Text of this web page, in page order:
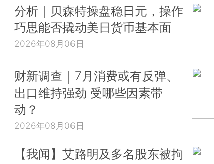
分析｜贝森特操盘稳日元，操作
巧思能否撬动美日货币基本面
2026年08月06日
财新调查｜7月消费或有反弹、
出口维持强劲 受哪些因素带
动？
2026年08月06日
【我闻】艾路明及多名股东被拘